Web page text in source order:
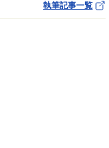
執筆記事一覧